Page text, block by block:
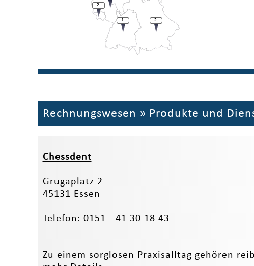
2
1 2
Rechnungswesen » Produkte und
Chessdent
Grugaplatz 2
45131 Essen
Telefon: 0151 - 41 30 18 43
Zu einem sorglosen Praxisalltag gehören